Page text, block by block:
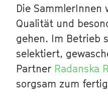
Die
Qualität und
gehen. Im Betrieb
selektiert,
Partner Radanska
sorgsam zum